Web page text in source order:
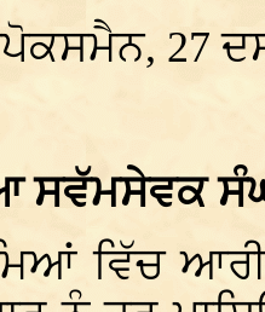
27
ਸਵੱਮਸੇਵਕ
ਵਿੱਚ